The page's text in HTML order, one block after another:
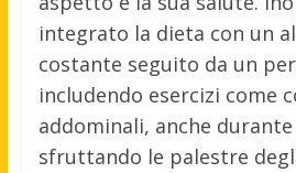
integrato la dieta con un
costante seguito da un
includendo esercizi come
addominali, anche
sfruttando le palestre